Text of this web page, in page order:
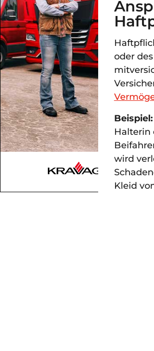
oder
Beispiel:
Halterin
wird
Kleid